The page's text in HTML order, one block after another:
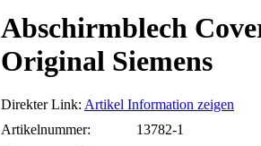
Abschirmblech
Original Siemens
Direkter Link: Artikel Information zeigen
Artikelnummer:
13782-1